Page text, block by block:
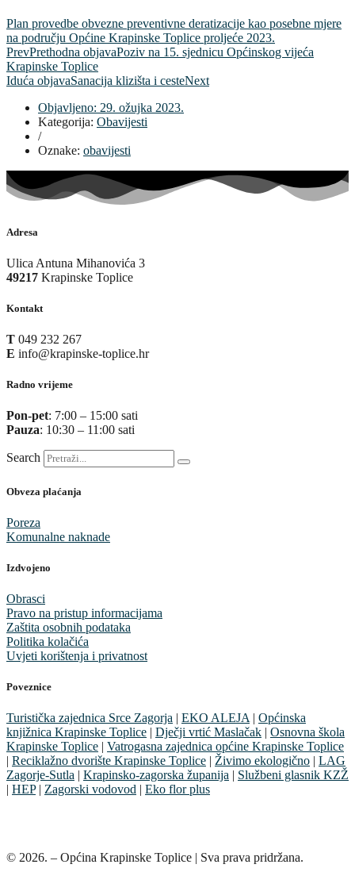
Plan provedbe obvezne preventivne deratizacije kao posebne mjere
na području Općine Krapinske Toplice proljeće 2023.
PrevPrethodna objavaPoziv na 15. sjednicu Općinskog vijeća
Krapinske Toplice
Iduća objavaSanacija klizišta i cesteNext
Objavljeno: 29. ožujka 2023.
Kategorija: Obavijesti
/
Oznake: obavijesti
Adresa
Ulica Antuna Mihanovića 3
49217 Krapinske Toplice
Kontakt
T 049 232 267
E info@krapinske-toplice.hr
Radno vrijeme
Pon-pet: 7:00 – 15:00 sati
Pauza: 10:30 – 11:00 sati
Search
Obveza plaćanja
Poreza
Komunalne naknade
Izdvojeno
Obrasci
Pravo na pristup informacijama
Zaštita osobnih podataka
Politika kolačića
Uvjeti korištenja i privatnost
Poveznice
Turistička zajednica Srce Zagorja | EKO ALEJA| Općinska
knjižnica Krapinske Toplice | Dječji vrtić Maslačak | Osnovna škola
Krapinske Toplice | Vatrogasna zajednica općine Krapinske Toplice
| Reciklažno dvorište Krapinske Toplice | Živimo ekologično | LAG
Zagorje-Sutla | Krapinsko-zagorska županija | Službeni glasnik KZŽ
| HEP| Zagorski vodovod | Eko flor plus
© 2026. – Općina Krapinske Toplice | Sva prava pridržana.